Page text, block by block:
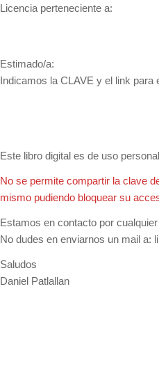
Licencia perteneciente a:
Estimado/a:
Indicamos la CLAVE y el link para
Este libro digital es de uso
No se permite compartir la clave
mismo pudiendo bloquear su
Estamos en contacto por
No dudes en enviarnos un mail a:
Saludos
Daniel Patlallan